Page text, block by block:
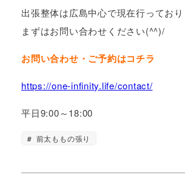
出張整体は広島中心で現在行っており
まずはお問い合わせください(^^)/
お問い合わせ・ご予約はコチラ
https://one-infinity.life/contact/
平日9:00～18:00
前太ももの張り